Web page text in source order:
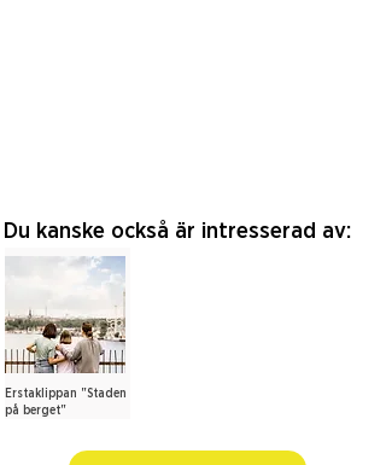
Du kanske också är intresserad av:
Erstaklippan "Staden
på berget"